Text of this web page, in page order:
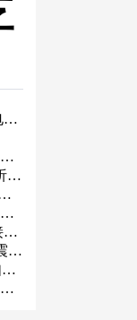
脑
2
卓
入
：
Cl